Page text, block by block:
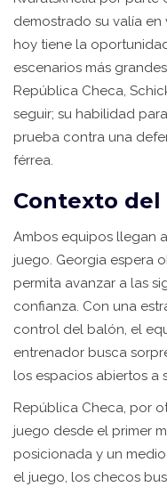
demostrado su valía en
hoy tiene la
escenarios más
República Checa,
seguir; su habilidad
prueba contra una
férrea.
Contexto
Ambos equipos llegan
juego. Georgia espera
permita avanzar a las
confianza. Con una
control del balón, el
entrenador busca
los espacios abiertos a
República Checa, por
juego desde el primer
posicionada y un
el juego, los checos